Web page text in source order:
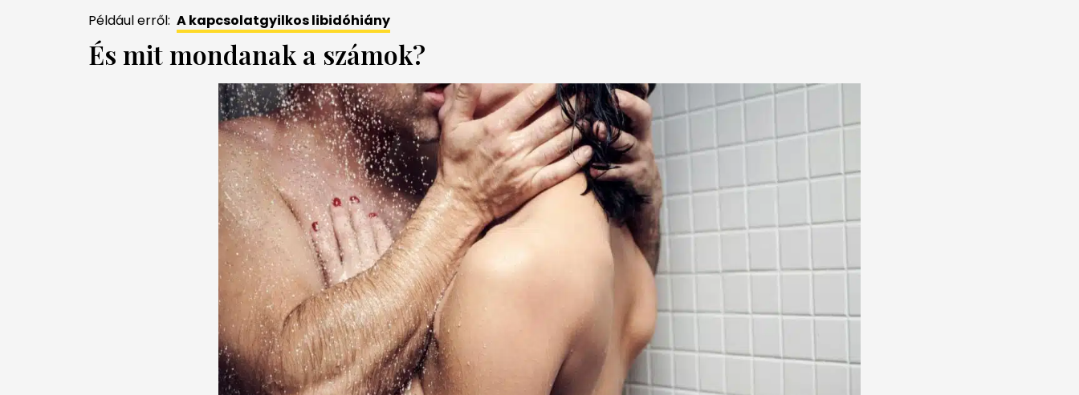
Például erről: A kapcsolatgyilkos libidóhiány
És mit mondanak a számok?